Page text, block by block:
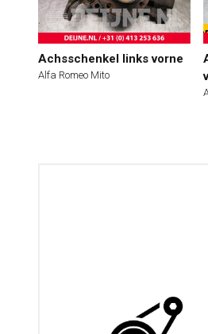
Achsschenkel links vorne
Alfa Romeo Mito